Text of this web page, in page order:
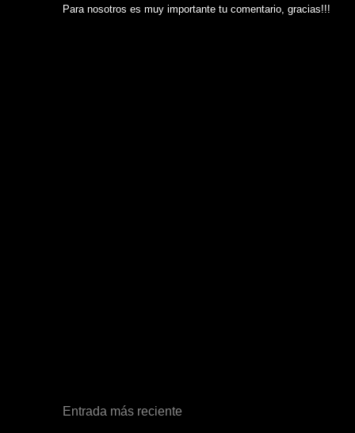
Para nosotros es muy importante tu comentario, gracias!!!
Entrada más reciente